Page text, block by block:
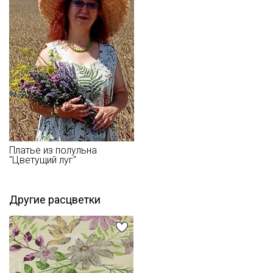
ткани в зависимости от настроек вашего монитора и в
зависимости от партии тон ткани может отличаться.
Платье из полульна
"Цветущий луг"
Другие расцветки